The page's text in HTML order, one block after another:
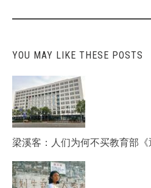
YOU MAY LIKE THESE POSTS
梁溪客：人们为何不买教育部